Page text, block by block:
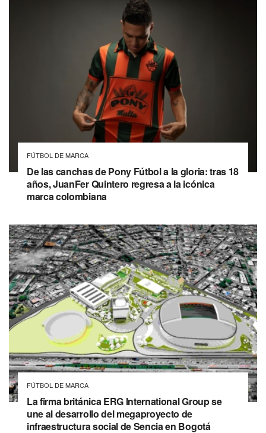
FÚTBOL DE MARCA
De las canchas de Pony Fútbol a la gloria: tras 18
años, JuanFer Quintero regresa a la icónica
marca colombiana
FÚTBOL DE MARCA
La firma británica ERG International Group se
une al desarrollo del megaproyecto de
infraestructura social de Sencia en Bogotá